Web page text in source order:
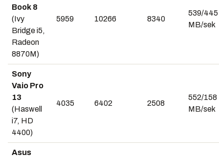
Book 8
(Ivy
Bridge i5,
Radeon
8870M)
5959 10266 8340
539/445
MB/sek
Sony
Vaio Pro
13
(Haswell
i7, HD
4400)
4035 6402 2508
552/158
MB/sek
Asus